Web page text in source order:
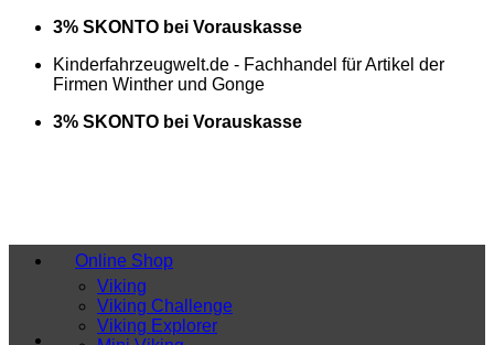
Zum
springen
3% SKONTO bei Vorauskasse
Kinderfahrzeugwelt.de - Fachhandel für Artikel der
Firmen Winther und Gonge
3% SKONTO bei Vorauskasse
Online Shop
Viking
Viking Challenge
Viking Explorer